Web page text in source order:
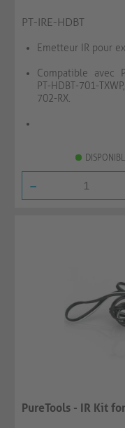
PT-IRE-HDBT
Emetteur IR pour
Compatible avec
PT-HDBT-701-
702-RX.
-
PureTools - IR Kit